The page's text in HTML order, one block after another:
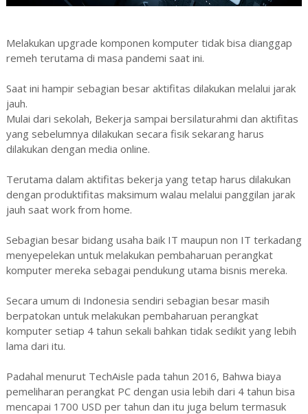
Melakukan upgrade komponen komputer tidak bisa dianggap
remeh terutama di masa pandemi saat ini.
Saat ini hampir sebagian besar aktifitas dilakukan melalui jarak
jauh.
Mulai dari sekolah, Bekerja sampai bersilaturahmi dan aktifitas
yang sebelumnya dilakukan secara fisik sekarang harus
dilakukan dengan media online.
Terutama dalam aktifitas bekerja yang tetap harus dilakukan
dengan produktifitas maksimum walau melalui panggilan jarak
jauh saat work from home.
Sebagian besar bidang usaha baik IT maupun non IT terkadang
menyepelekan untuk melakukan pembaharuan perangkat
komputer mereka sebagai pendukung utama bisnis mereka.
Secara umum di Indonesia sendiri sebagian besar masih
berpatokan untuk melakukan pembaharuan perangkat
komputer setiap 4 tahun sekali bahkan tidak sedikit yang lebih
lama dari itu.
Padahal menurut TechAisle pada tahun 2016, Bahwa biaya
pemeliharan perangkat PC dengan usia lebih dari 4 tahun bisa
mencapai 1700 USD per tahun dan itu juga belum termasuk